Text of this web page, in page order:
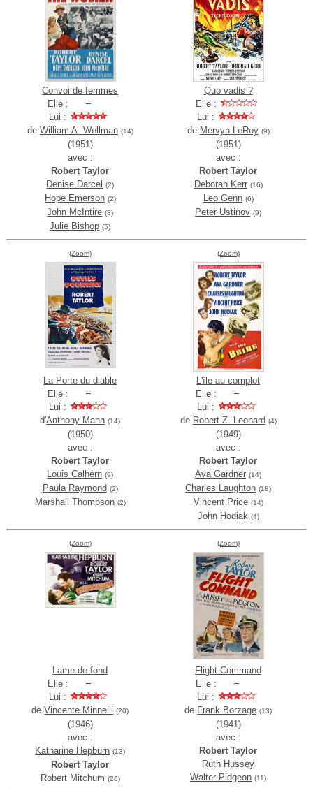
Convoi de femmes
Elle :
Lui :
de William A. Wellman (14)
(1951)
avec :
Robert Taylor
Denise Darcel
(2)
Hope Emerson (2)
John McIntire (8)
Julie Bishop (5)
Quo vadis ?
Elle :
Lui :
de Mervyn LeRoy (9)
(1951)
avec :
Robert Taylor
Deborah Kerr (16)
Leo Genn (6)
Peter Ustinov (9)
(Zoom)
La Porte du diable
Elle :
Lui :
d'Anthony Mann (14)
(1950)
avec :
Robert Taylor
Louis Calhern (9)
Paula Raymond (2)
Marshall Thompson (2)
(Zoom)
L'île au complot
Elle :
Lui :
de Robert Z. Leonard (4)
(1949)
avec :
Robert Taylor
Ava Gardner (14)
Charles Laughton (18)
Vincent Price (14)
John Hodiak (4)
(Zoom)
Lame de fond
Elle :
Lui :
deVincente Minnelli (20)
(1946)
avec :
Katharine Hepburn (13)
Robert Taylor
Robert Mitchum (26)
(Zoom)
Flight Command
Elle :
Lui :
de Frank Borzage (13)
(1941)
avec :
Robert Taylor
Ruth Hussey
Walter Pidgeon (11)